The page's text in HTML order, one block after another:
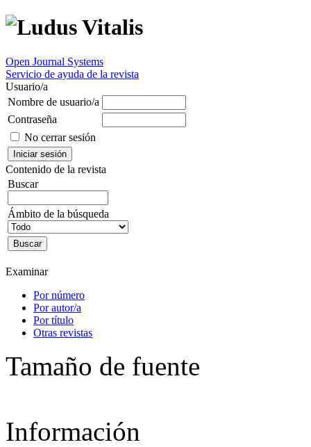
Open Journal Systems
Servicio de ayuda de la revista
Usuario/a
Nombre de usuario/a
Contraseña
No cerrar sesión
Contenido de la revista
Buscar
Ámbito de la búsqueda
Examinar
Por número
Por autor/a
Por título
Otras revistas
Tamaño de fuente
Información